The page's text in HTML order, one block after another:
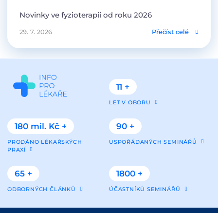
Novinky ve fyzioterapii od roku 2026
29. 7. 2026 Přečíst celé
11 +
LET V OBORU
180 mil. Kč +
PRODÁNO LÉKAŘSKÝCH
PRAXÍ
90 +
USPOŘÁDANÝCH SEMINÁŘŮ
65 +
ODBORNÝCH ČLÁNKŮ
1800 +
ÚČASTNÍKŮ SEMINÁŘŮ